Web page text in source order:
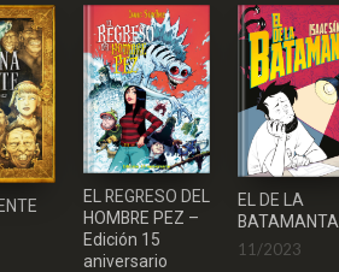
EL REGRESO DEL
HOMBRE PEZ –
Edición 15
aniversario
EL DE LA
BATAMANTA
11/2023